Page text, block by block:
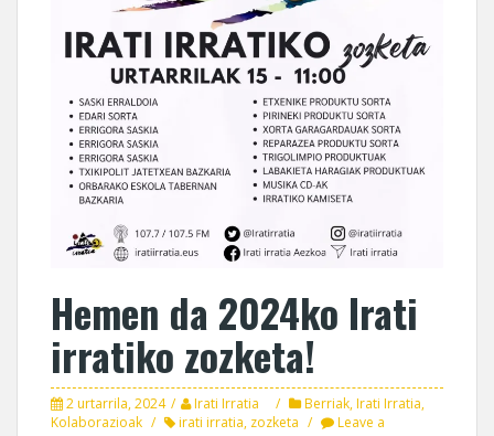
Hemen da 2024ko Irati
irratiko zozketa!
2 urtarrila, 2024 Irati Irratia Berriak,Irati Irratia,
Kolaborazioak
irati irratia, zozketa
Leave a